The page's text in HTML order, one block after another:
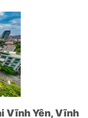
Vĩnh Yên, Vĩnh